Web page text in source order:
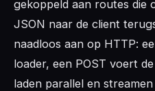
gekoppeld aan routes die
JSON naar de client
naadloos aan op HTTP:
loader, een POST voert
laden parallel en